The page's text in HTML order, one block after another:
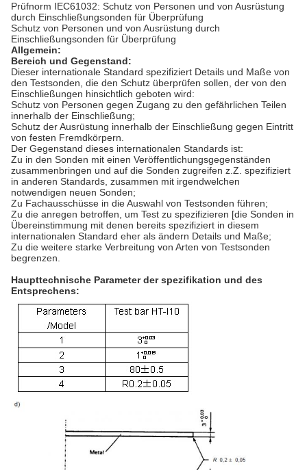
Prüfnorm IEC61032: Schutz von Personen und von Ausrüstung
durch Einschließungsonden für Überprüfung
Schutz von Personen und von Ausrüstung durch
Einschließungsonden für Überprüfung
Allgemein:
Bereich und Gegenstand:
Dieser internationale Standard spezifiziert Details und Maße von
den Testsonden, die den Schutz überprüfen sollen, der von den
Einschließungen hinsichtlich geboten wird:
Schutz von Personen gegen Zugang zu den gefährlichen Teilen
innerhalb der Einschließung;
Schutz der Ausrüstung innerhalb der Einschließung gegen Eintritt
von festen Fremdkörpern.
Der Gegenstand dieses internationalen Standards ist:
Zu in den Sonden mit einen Veröffentlichungsgegenständen
zusammenbringen und auf die Sonden zugreifen z.Z. spezifiziert
in anderen Standards, zusammen mit irgendwelchen
notwendigen neuen Sonden;
Zu Fachausschüsse in die Auswahl von Testsonden führen;
Zu die anregen betroffen, um Test zu spezifizieren [die Sonden in
Übereinstimmung mit denen bereits spezifiziert in diesem
internationalen Standard eher als ändern Details und Maße;
Zu die weitere starke Verbreitung von Arten von Testsonden
begrenzen.
Haupttechnische Parameter der spezifikation und des
Entsprechens: